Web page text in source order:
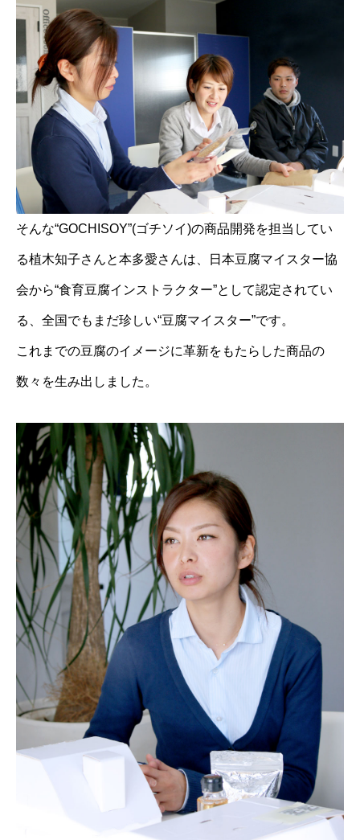
そんな“GOCHISOY”(ゴチソイ)の商品開発を担当してい
る植木知子さんと本多愛さんは、日本豆腐マイスター協
会から“食育豆腐インストラクター”として認定されてい
る、全国でもまだ珍しい“豆腐マイスター”です。
これまでの豆腐のイメージに革新をもたらした商品の
数々を生み出しました。